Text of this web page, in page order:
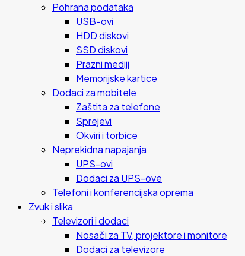
Pohrana podataka
USB-ovi
HDD diskovi
SSD diskovi
Prazni mediji
Memorijske kartice
Dodaci za mobitele
Zaštita za telefone
Sprejevi
Okviri i torbice
Neprekidna napajanja
UPS-ovi
Dodaci za UPS-ove
Telefoni i konferencijska oprema
Zvuk i slika
Televizori i dodaci
Nosači za TV, projektore i monitore
Dodaci za televizore